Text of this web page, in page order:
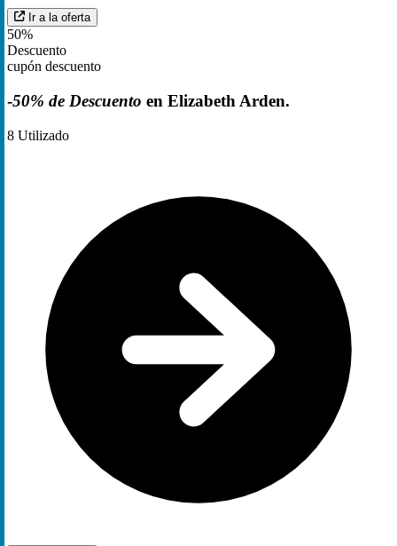
Ir a la oferta
50%
Descuento
cupón descuento
-50% de Descuento en Elizabeth Arden.
8 Utilizado